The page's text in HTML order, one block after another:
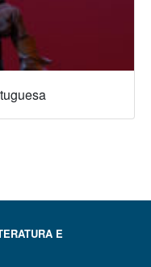
E